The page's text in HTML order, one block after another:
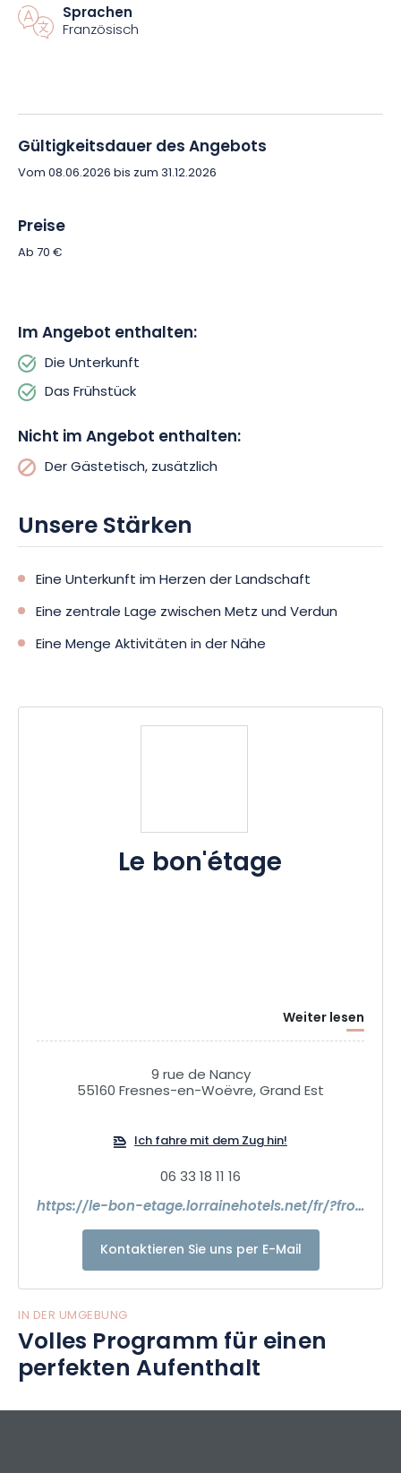
Freizeitanlage von Bonzée entspannen, Verdun und das
Schlachtfeld besichtigen, in den Côtes de Meuse wandern
Sprachen
Französisch
Gültigkeitsdauer des Angebots
Vom 08.06.2026 bis zum 31.12.2026
Preise
Ab 70 €
Im Angebot enthalten:
Die Unterkunft
Das Frühstück
Nicht im Angebot enthalten:
Der Gästetisch, zusätzlich
Unsere Stärken
Eine Unterkunft im Herzen der Landschaft
Eine zentrale Lage zwischen Metz und Verdun
Eine Menge Aktivitäten in der Nähe
Le bon'étage
Weiter lesen
9 rue de Nancy
55160 Fresnes-en-Woëvre, Grand Est
Ich fahre mit dem Zug hin!
06 33 18 11 16
https://le-bon-etage.lorrainehotels.net/fr/?from=2022-05-14&to=2022-05-15&adults=2&children=0&clirder=1
Kontaktieren Sie uns per E-Mail
IN DER UMGEBUNG
Volles Programm für einen
perfekten Aufenthalt